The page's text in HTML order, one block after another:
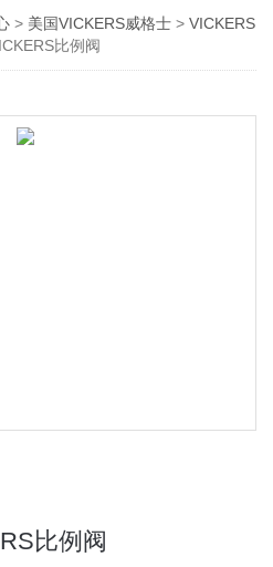
> 美国VICKERS威格士 >VICKERS
比例阀
比例阀